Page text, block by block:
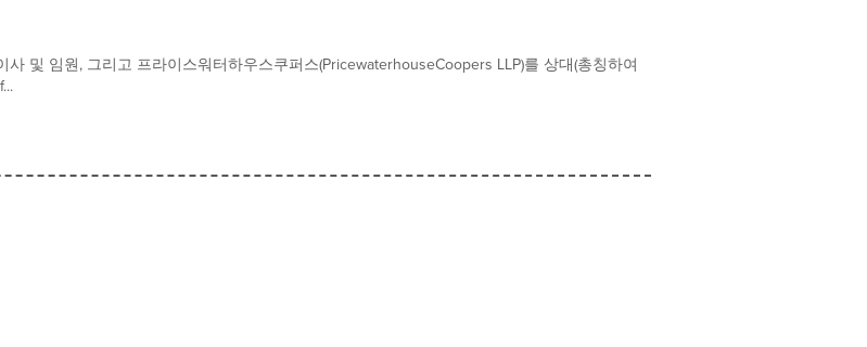
및 임원, 그리고 프라이스워터하우스쿠퍼스(PricewaterhouseCoopers LLP)를 상대(총칭하여